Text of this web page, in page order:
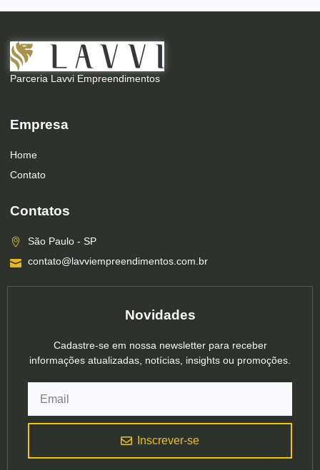
Parceria Lavvi Empreendimentos
Empresa
Home
Contato
Contatos
São Paulo - SP
contato@lavviempreendimentos.com.br
Novidades
Cadastre-se em nossa newsletter para receber
informações atualizadas, notícias, insights ou promoções.
Inscrever-se